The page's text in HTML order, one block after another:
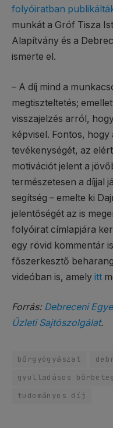
folyóiratban
munkát a Gróf Tisza
Alapítvány és a
ismerte el.
– A díj mind a
megtiszteltetés;
visszajelzés arról,
képvisel. Fontos,
tevékenységét, az
motivációt jelent a
természetesen a díjjal
segítség – emelte ki
jelentőségét az is
folyóirat címlapjára
egy rövid kommentár
főszerkesztő
videóban is, amely itt
Forrás: Debreceni
Üzleti Sajtószolgálat.
bőrgyógyászat
gyulladásos
tudományos díj